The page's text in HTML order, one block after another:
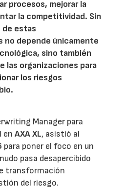
procesos, mejorar la
la competitividad. Sin
de estas
no depende únicamente
sino también
las organizaciones para
los riesgos
Manager para
enAXA XL, asistió al
para poner el foco en un
pasa desapercibido
transformación
del riesgo.